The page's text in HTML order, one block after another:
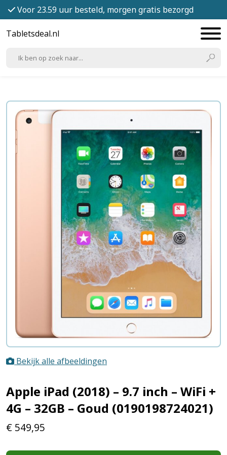
Voor 23.59 uur besteld, morgen gratis bezorgd
Tabletsdeal.nl
Bekijk alle afbeeldingen
Apple iPad (2018) – 9.7 inch – WiFi +
4G – 32GB – Goud (0190198724021)
€ 549,95